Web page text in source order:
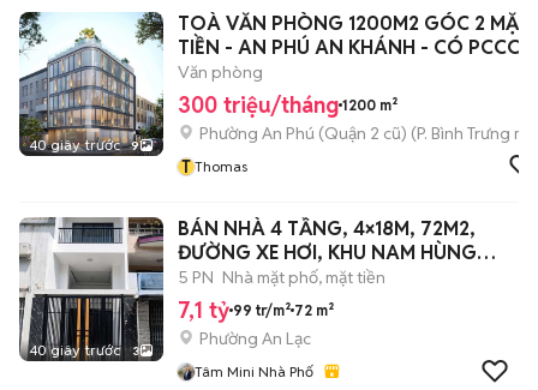
40 giây trước 9
TOÀ VĂN PHÒNG 1200M2 GÓC 2 MẶT
TIỀN - AN PHÚ AN KHÁNH - CÓ PCCC
Văn phòng
300 triệu/tháng 1200 m²
Phường An Phú (Quận 2 cũ) (P. Bình Trưng
T Thomas
40 giây trước 3
BÁN NHÀ 4 TẦNG, 4×18M, 72M2,
ĐƯỜNG XE HƠI, KHU NAM HÙNG
VƯƠNG
5 PN Nhà mặt phố, mặt tiền
7,1 tỷ 99 tr/m² 72 m²
Phường An Lạc
Tâm Mini Nhà Phố